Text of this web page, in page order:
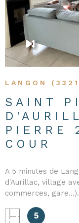
LANGON
SAINT
PIERRE
COUR
A 5 minutes de
d'Aurillac, village
commerces,
très bon état. Elle
5